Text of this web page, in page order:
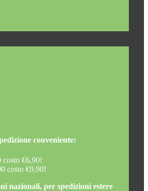
conveniente:
costo €6,90!
costo €9,90!
nazionali, per spedizioni estere